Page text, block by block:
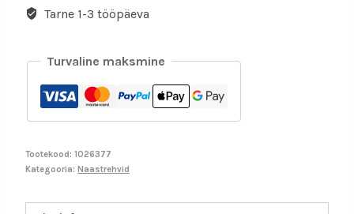
Tarne 1-3 tööpäeva
Turvaline maksmine
Tootekood: 1026377
Kategooria: Naastrehvid